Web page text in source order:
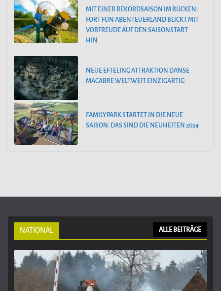
MIT EINER REKORDSAISON IM RÜCKEN:
FORT FUN ABENTEUERLAND BLICKT MIT
VORFREUDE AUF DEN SAISONSTART
HIN
NEUE EFTELING ATTRAKTION DANSE
MACABRE WELTWEIT EINZIGARTIG
FAMILYPARK STARTET IN DIE NEUE
SAISON: DAS SIND DIE NEUHEITEN 2024
NATIONAL ALLE BEITRÄGE